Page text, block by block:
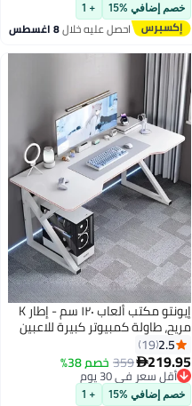
(أبيض ، 51 بوصة)
خصم إضافي %15 + 1
احصل عليه خلال8 اغسطس
إيونتو مكتب ألعاب ١٢٠ سم - إطار K
مريح، طاولة كمبيوتر كبيرة للاعبين
والمكاتب المنزلية - أبيض أنيق |
تصميم سهل التركيب وموفر
للمساحة
2.5
19
219.95
359 خصم 38% أقل سعر في 30 يوم
توصيل مجاني
أقل سعر في 30 يوم
خصم إضافي %15 + 1